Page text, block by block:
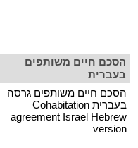
הסכם חיים משותפים
בעברית
הסכם חיים משותפים גרסה
בעברית Cohabitation
agreement Israel Hebrew
version